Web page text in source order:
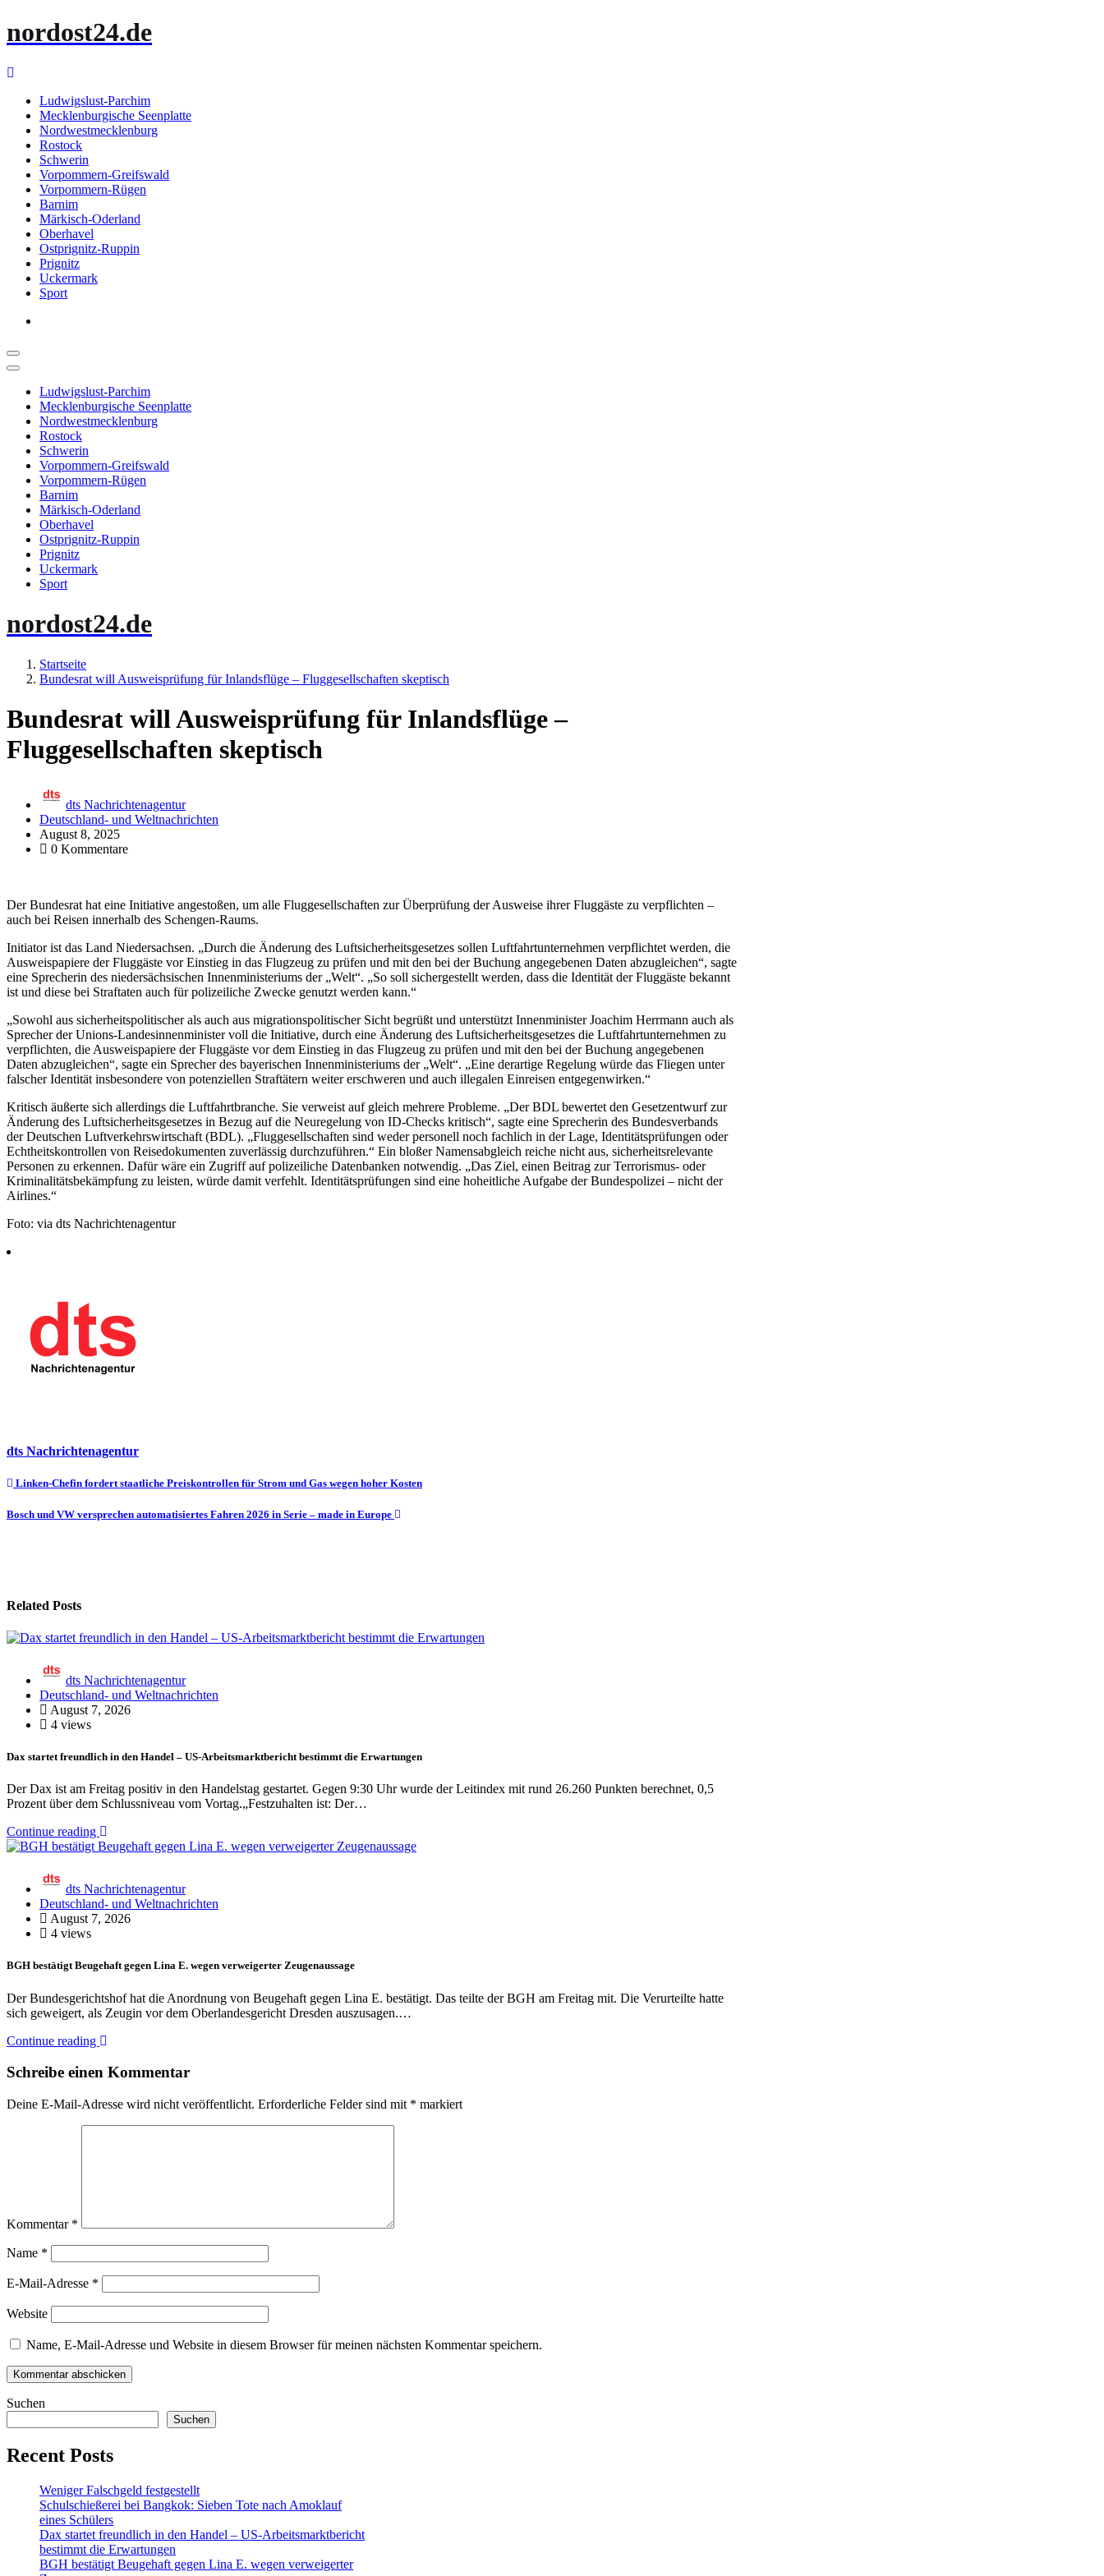
Inhalt
nordost24.de
Ludwigslust-Parchim
Mecklenburgische Seenplatte
Nordwestmecklenburg
Rostock
Schwerin
Vorpommern-Greifswald
Vorpommern-Rügen
Barnim
Märkisch-Oderland
Oberhavel
Ostprignitz-Ruppin
Prignitz
Uckermark
Sport
Ludwigslust-Parchim
Mecklenburgische Seenplatte
Nordwestmecklenburg
Rostock
Schwerin
Vorpommern-Greifswald
Vorpommern-Rügen
Barnim
Märkisch-Oderland
Oberhavel
Ostprignitz-Ruppin
Prignitz
Uckermark
Sport
nordost24.de
Startseite
Bundesrat will Ausweisprüfung für Inlandsflüge – Fluggesellschaften skeptisch
Bundesrat will Ausweisprüfung für Inlandsflüge –
Fluggesellschaften skeptisch
dts Nachrichtenagentur
Deutschland- und Weltnachrichten
August 8, 2025
0 Kommentare
Der Bundesrat hat eine Initiative angestoßen, um alle Fluggesellschaften zur Überprüfung der Ausweise ihrer Fluggäste zu verpflichten –
auch bei Reisen innerhalb des Schengen-Raums.
Initiator ist das Land Niedersachsen. „Durch die Änderung des Luftsicherheitsgesetzes sollen Luftfahrtunternehmen verpflichtet werden, die
Ausweispapiere der Fluggäste vor Einstieg in das Flugzeug zu prüfen und mit den bei der Buchung angegebenen Daten abzugleichen“, sagte
eine Sprecherin des niedersächsischen Innenministeriums der „Welt“. „So soll sichergestellt werden, dass die Identität der Fluggäste bekannt
ist und diese bei Straftaten auch für polizeiliche Zwecke genutzt werden kann.“
„Sowohl aus sicherheitspolitischer als auch aus migrationspolitischer Sicht begrüßt und unterstützt Innenminister Joachim Herrmann auch als
Sprecher der Unions-Landesinnenminister voll die Initiative, durch eine Änderung des Luftsicherheitsgesetzes die Luftfahrtunternehmen zu
verpflichten, die Ausweispapiere der Fluggäste vor dem Einstieg in das Flugzeug zu prüfen und mit den bei der Buchung angegebenen
Daten abzugleichen“, sagte ein Sprecher des bayerischen Innenministeriums der „Welt“. „Eine derartige Regelung würde das Fliegen unter
falscher Identität insbesondere von potenziellen Straftätern weiter erschweren und auch illegalen Einreisen entgegenwirken.“
Kritisch äußerte sich allerdings die Luftfahrtbranche. Sie verweist auf gleich mehrere Probleme. „Der BDL bewertet den Gesetzentwurf zur
Änderung des Luftsicherheitsgesetzes in Bezug auf die Neuregelung von ID-Checks kritisch“, sagte eine Sprecherin des Bundesverbands
der Deutschen Luftverkehrswirtschaft (BDL). „Fluggesellschaften sind weder personell noch fachlich in der Lage, Identitätsprüfungen oder
Echtheitskontrollen von Reisedokumenten zuverlässig durchzuführen.“ Ein bloßer Namensabgleich reiche nicht aus, sicherheitsrelevante
Personen zu erkennen. Dafür wäre ein Zugriff auf polizeiliche Datenbanken notwendig. „Das Ziel, einen Beitrag zur Terrorismus- oder
Kriminalitätsbekämpfung zu leisten, würde damit verfehlt. Identitätsprüfungen sind eine hoheitliche Aufgabe der Bundespolizei – nicht der
Airlines.“
Foto: via dts Nachrichtenagentur
dts Nachrichtenagentur
Beitragsnavigation
Linken-Chefin fordert staatliche Preiskontrollen für Strom und Gas wegen hoher Kosten
Bosch und VW versprechen automatisiertes Fahren 2026 in Serie – made in Europe
Related Posts
dts Nachrichtenagentur
Deutschland- und Weltnachrichten
August 7, 2026
4 views
Dax startet freundlich in den Handel – US-Arbeitsmarktbericht bestimmt die Erwartungen
Der Dax ist am Freitag positiv in den Handelstag gestartet. Gegen 9:30 Uhr wurde der Leitindex mit rund 26.260 Punkten berechnet, 0,5
Prozent über dem Schlussniveau vom Vortag.„Festzuhalten ist: Der…
Continue reading
dts Nachrichtenagentur
Deutschland- und Weltnachrichten
August 7, 2026
4 views
BGH bestätigt Beugehaft gegen Lina E. wegen verweigerter Zeugenaussage
Der Bundesgerichtshof hat die Anordnung von Beugehaft gegen Lina E. bestätigt. Das teilte der BGH am Freitag mit. Die Verurteilte hatte
sich geweigert, als Zeugin vor dem Oberlandesgericht Dresden auszusagen.…
Continue reading
Schreibe einen Kommentar
Deine E-Mail-Adresse wird nicht veröffentlicht. Erforderliche Felder sind mit * markiert
Kommentar *
Name *
E-Mail-Adresse *
Website
Name, E-Mail-Adresse und Website in diesem Browser für meinen nächsten Kommentar speichern.
Suchen
Suchen
Recent Posts
Weniger Falschgeld festgestellt
Schulschießerei bei Bangkok: Sieben Tote nach Amoklauf
eines Schülers
Dax startet freundlich in den Handel – US-Arbeitsmarktbericht
bestimmt die Erwartungen
BGH bestätigt Beugehaft gegen Lina E. wegen verweigerter